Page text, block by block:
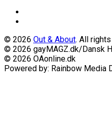
© 2026 Out & About. All
© 2026 gayMAGZ.dk/Dansk
© 2026 OAonline.dk
Powered by: Rainbow Media